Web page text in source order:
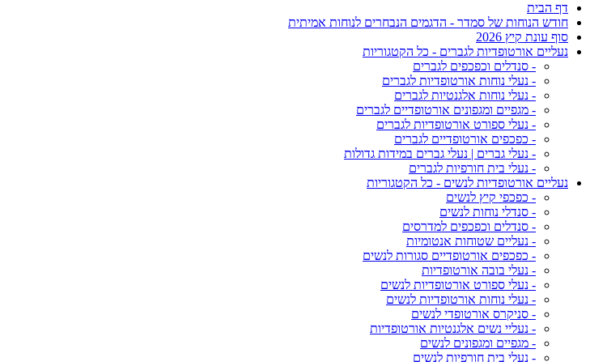
דף הבית
חודש הנוחות של סמדר - הדגמים הנבחרים לנוחות אמיתית
סוף עונת קיץ 2026
נעליים אורטופדיות לגברים - כל הקטגוריות
- סנדלים וכפכפים לגברים
- נעלי נוחות אורטופדיות לגברים
- נעלי נוחות אלגנטיות לגברים
- מגפיים ומגפונים אורטופדיים לגברים
- נעלי ספורט אורטופדיות לגברים
- כפכפים אורטופדיים לגברים
- נעלי גברים | נעלי גברים במידות גדולות
- נעלי בית חורפיות לגברים
נעליים אורטופדיות לנשים - כל הקטגוריות
- כפכפי קיץ לנשים
- סנדלי נוחות לנשים
- סנדלים וכפכפים למדרסים
- נעליים שטוחות אנטומיות
- כפכפים אורטופדיים סגורות לנשים
- נעלי בובה אורטופדיות
- נעלי ספורט אורטופדיות לנשים
- נעלי נוחות אורטופדיות לנשים
- סניקרס אורטופדי לנשים
- נעליי נשים אלגנטיות אורטופדיות
- מגפיים ומגפונים לנשים
- נעלי בית חורפיות לנשים